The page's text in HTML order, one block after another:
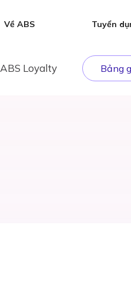
Về ABS Tuyển
ABS Loyalty Bảng